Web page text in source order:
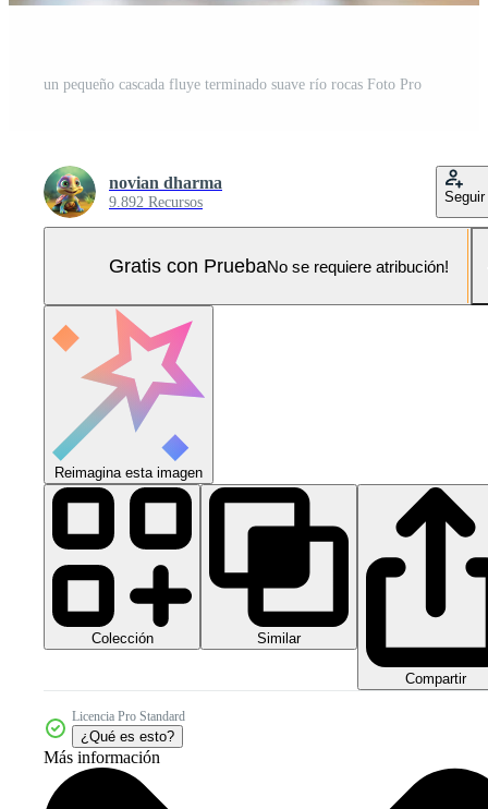
un pequeño cascada fluye terminado suave río rocas Foto Pro
novian dharma
9.892 Recursos Seguir
Gratis con PruebaNo se requiere atribución!
Reimagina esta imagen
Colección Similar
Compartir
Licencia Pro Standard
¿Qué es esto?
Más información